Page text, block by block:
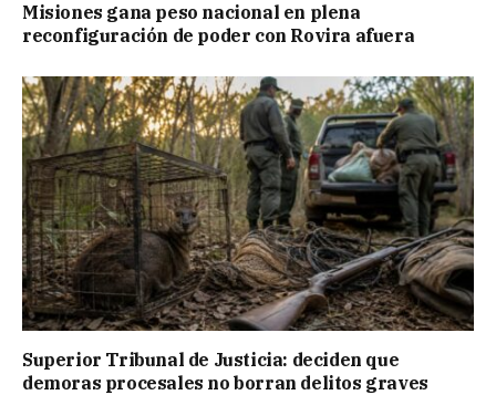
Misiones gana peso nacional en plena
reconfiguración de poder con Rovira afuera
Superior Tribunal de Justicia: deciden que
demoras procesales no borran delitos graves